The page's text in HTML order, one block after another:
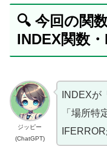
🔍 今回の関
INDEX関数
ジッピー
(ChatGPT)
INDEXが
「場所特